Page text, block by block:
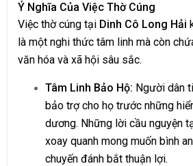
Ý Nghĩa Của Việc Thờ Cúng
Việc thờ cúng tại Dinh Cô Long Hải
là một nghi thức tâm linh mà còn
văn hóa và xã hội sâu sắc.
Tâm Linh Bảo Hộ: Người dân
bảo trợ cho họ trước những
dương. Những lời cầu nguyện
xoay quanh mong muốn bình
chuyến đánh bắt thuận lợi.